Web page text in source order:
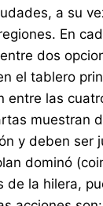
a su
En
dos
el tablero
entre las
muestran
y deben ser
dominó
de la hilera,